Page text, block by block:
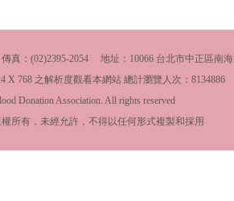
真：(02)2395-2054 地址：10066 台北市中正區南
X 768 之解析度觀看本網站 總計瀏覽人次： 8134886
Donation Association. All rights reserved
所有，未經允許，不得以任何形式複製和採用